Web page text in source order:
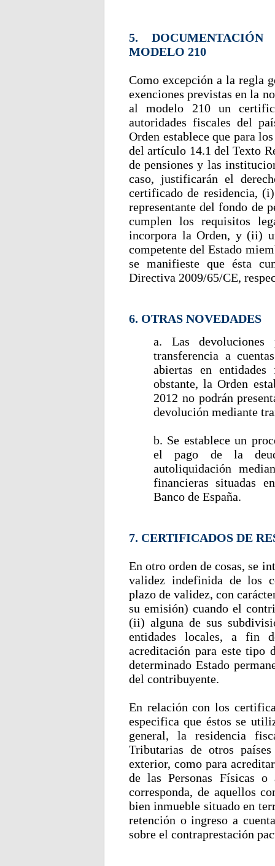
5.
MODELO 210
Como excepción a la regla
exenciones previstas en la
al modelo 210 un
autoridades fiscales del
Orden establece que para
del artículo 14.1 del Texto
de pensiones y las
caso, justificarán el
certificado de residencia,
representante del fondo de
cumplen los requisitos
incorpora la Orden, y (ii)
competente del Estado
se manifieste que ésta
Directiva 2009/65/CE,
6. OTRAS NOVEDADES
a. Las devoluciones
transferencia a
abiertas en
obstante, la Orden
2012 no podrán
devolución mediante
b. Se establece un
el pago de la
autoliquidación
financieras situadas
Banco de España.
7. CERTIFICADOS DE
En otro orden de cosas, se
validez indefinida de los
plazo de validez, con
su emisión) cuando el
(ii) alguna de sus
entidades locales, a fin
acreditación para este tipo
determinado Estado
del contribuyente.
En relación con los
especifica que éstos se
general, la residencia
Tributarias de otros
exterior, como para
de las Personas Físicas o
corresponda, de aquellos
bien inmueble situado en
retención o ingreso a
sobre el contraprestación